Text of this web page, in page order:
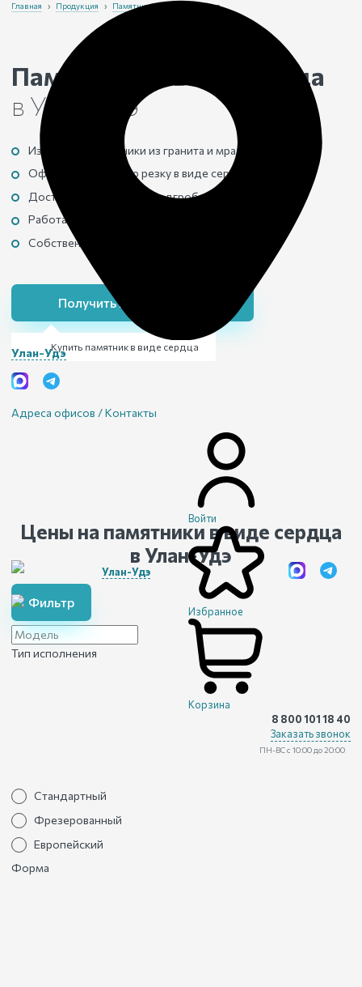
Улан-Удэ
Адреса офисов / Контакты
Улан-Удэ
Войти
Избранное
Корзина
8 800 101 18 40
Заказать звонок
ПН-ВС с 10:00 до 20:00
Главная › Продукция › Памятники › В виде сердца
Памятники в виде сердца
в Улан-Удэ
Изготовим памятники из гранита и мрамора.
Оформим фигурную резку в виде сердца.
Доставим и установим надгробие.
Работаем без посредников.
Собственное производство.
Получить консультацию
Купить памятник в виде сердца
Цены на памятники в виде сердца
в Улан-Удэ
Фильтр
Тип исполнения
Стандартный
Фрезерованный
Европейский
Форма